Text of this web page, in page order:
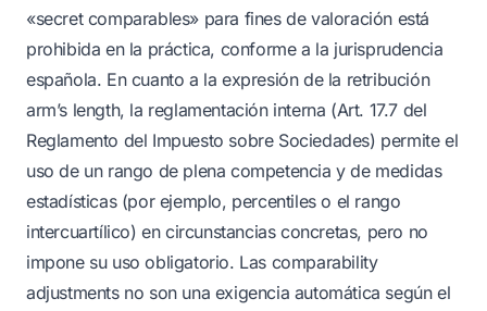
«secret comparables» para fines de valoración está
prohibida en la práctica, conforme a la jurisprudencia
española. En cuanto a la expresión de la retribución
arm’s length, la reglamentación interna (Art. 17.7 del
Reglamento del Impuesto sobre Sociedades) permite el
uso de un rango de plena competencia y de medidas
estadísticas (por ejemplo, percentiles o el rango
intercuartílico) en circunstancias concretas, pero no
impone su uso obligatorio. Las comparability
adjustments no son una exigencia automática según el